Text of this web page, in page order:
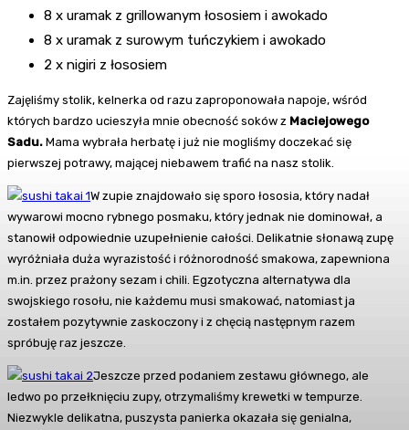
8 x uramak z grillowanym łososiem i awokado
8 x uramak z surowym tuńczykiem i awokado
2 x nigiri z łososiem
Zajęliśmy stolik, kelnerka od razu zaproponowała napoje, wśród
których bardzo ucieszyła mnie obecność soków z Maciejowego
Sadu. Mama wybrała herbatę i już nie mogliśmy doczekać się
pierwszej potrawy, mającej niebawem trafić na nasz stolik.
W zupie znajdowało się sporo łososia, który nadał
wywarowi mocno rybnego posmaku, który jednak nie dominował, a
stanowił odpowiednie uzupełnienie całości. Delikatnie słonawą zupę
wyróżniała duża wyrazistość i różnorodność smakowa, zapewniona
m.in. przez prażony sezam i chili. Egzotyczna alternatywa dla
swojskiego rosołu, nie każdemu musi smakować, natomiast ja
zostałem pozytywnie zaskoczony i z chęcią następnym razem
spróbuję raz jeszcze.
Jeszcze przed podaniem zestawu głównego, ale
ledwo po przełknięciu zupy, otrzymaliśmy krewetki w tempurze.
Niezwykle delikatna, puszysta panierka okazała się genialna,